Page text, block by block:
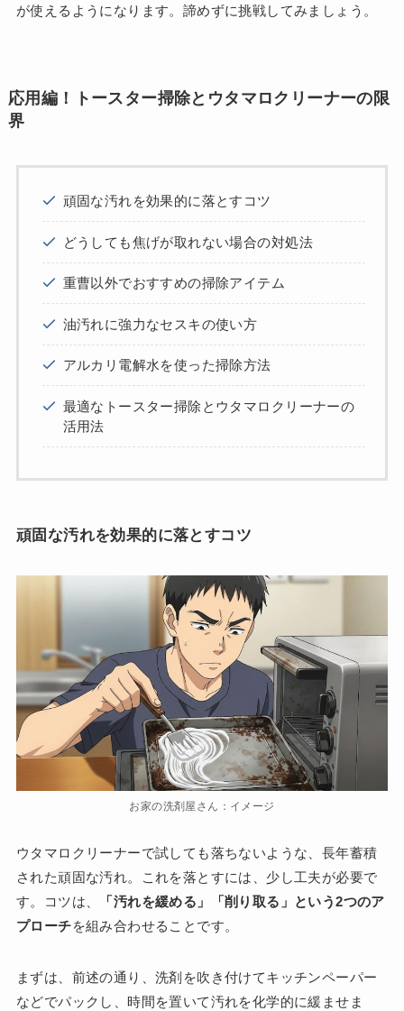
が使えるようになります。諦めずに挑戦してみましょう。
応用編！トースター掃除とウタマロクリーナーの限
界
頑固な汚れを効果的に落とすコツ
どうしても焦げが取れない場合の対処法
重曹以外でおすすめの掃除アイテム
油汚れに強力なセスキの使い方
アルカリ電解水を使った掃除方法
最適なトースター掃除とウタマロクリーナーの
活用法
頑固な汚れを効果的に落とすコツ
お家の洗剤屋さん：イメージ
ウタマロクリーナーで試しても落ちないような、長年蓄積
された頑固な汚れ。これを落とすには、少し工夫が必要で
す。コツは、
「汚れを緩める」「削り取る」という2つのア
プローチを組み合わせることです。
まずは、前述の通り、洗剤を吹き付けてキッチンペーパー
などでパックし、時間を置いて汚れを化学的に緩ませま